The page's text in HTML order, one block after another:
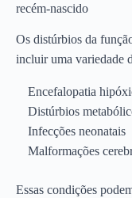
recém-nascido
Os distúrbios da
incluir uma variedade
Encefalopatia
Distúrbios
Infecções neonatais
Malformações
Essas condições